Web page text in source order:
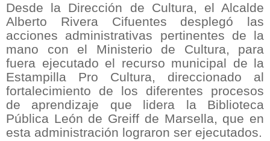
Desde la Dirección de Cultura, el Alcalde
Alberto Rivera Cifuentes desplegó las
acciones administrativas pertinentes de la
mano con el Ministerio de Cultura, para
fuera ejecutado el recurso municipal de la
Estampilla Pro Cultura, direccionado al
fortalecimiento de los diferentes procesos
de aprendizaje que lidera la Biblioteca
Pública León de Greiff de Marsella, que en
esta administración lograron ser ejecutados.